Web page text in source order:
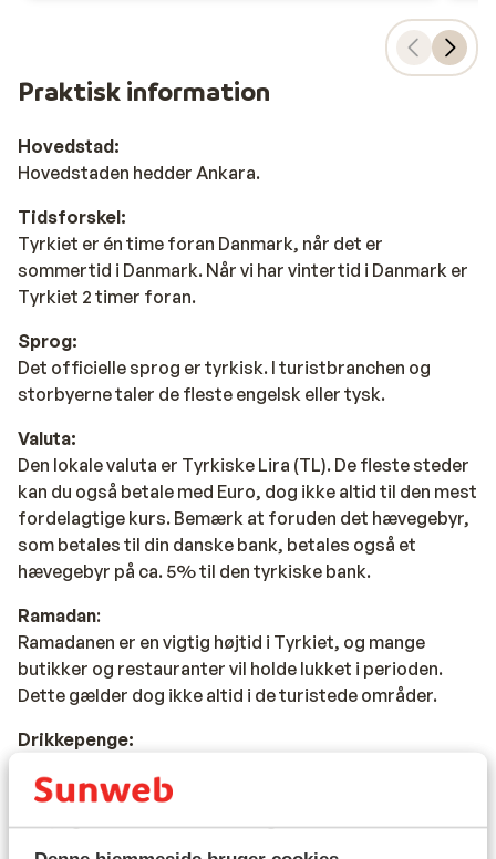
Praktisk information
Hovedstad:
Hovedstaden hedder Ankara.
Tidsforskel:
Tyrkiet er én time foran Danmark, når det er
sommertid i Danmark. Når vi har vintertid i Danmark er
Tyrkiet 2 timer foran.
Sprog:
Det officielle sprog er tyrkisk. I turistbranchen og
storbyerne taler de fleste engelsk eller tysk.
Valuta:
Den lokale valuta er Tyrkiske Lira (TL). De fleste steder
kan du også betale med Euro, dog ikke altid til den mest
fordelagtige kurs. Bemærk at foruden det hævegebyr,
som betales til din danske bank, betales også et
hævegebyr på ca. 5% til den tyrkiske bank.
Ramadan:
Ramadanen er en vigtig højtid i Tyrkiet, og mange
butikker og restauranter vil holde lukket i perioden.
Dette gælder dog ikke altid i de turistede områder.
Drikkepenge:
servicebranchen. Lønningerne i servicebranchen er